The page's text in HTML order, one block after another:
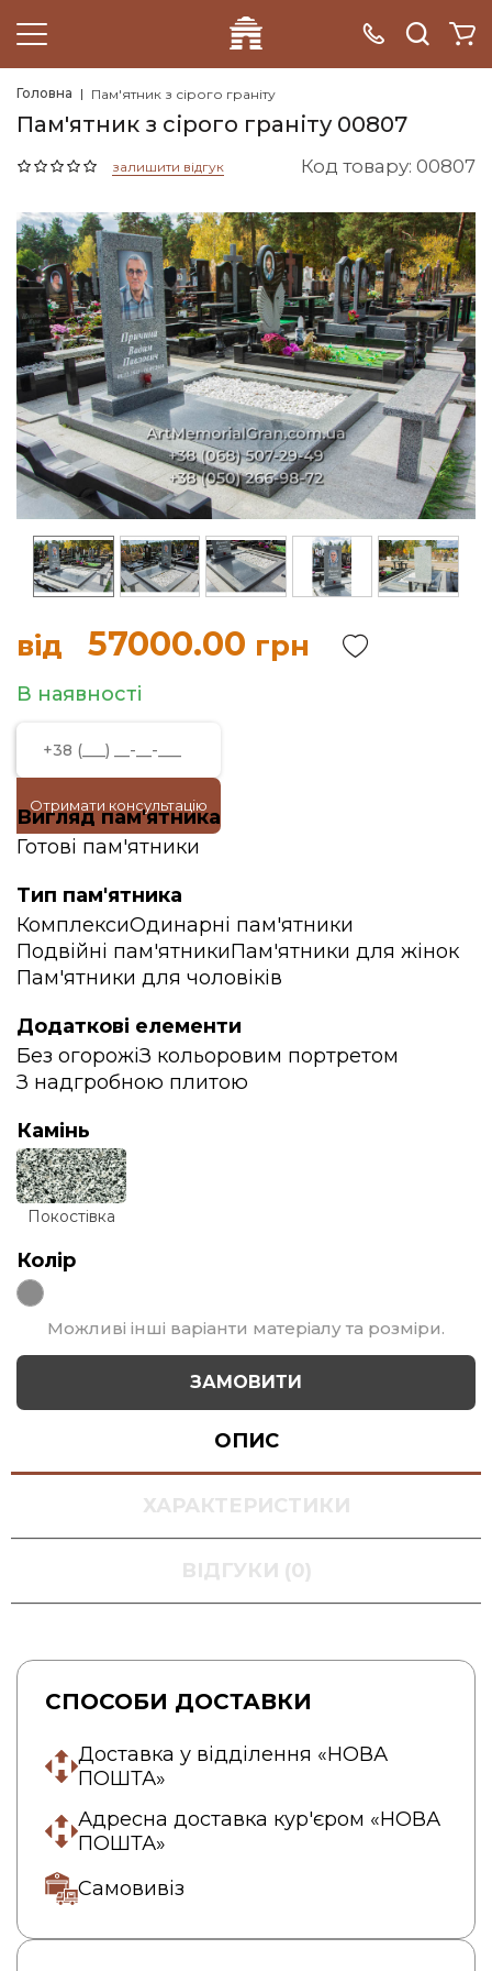
Головна Пам'ятник з сірого граніту
Пам'ятник з сірого граніту 00807
залишити відгук Код товару: 00807
від 57000.00 грн
В наявності
Отримати консультацію
Вигляд пам'ятника
Готові пам'ятники
Тип пам'ятника
КомплексиОдинарні пам'ятники
Подвійні пам'ятникиПам'ятники для жінок
Пам'ятники для чоловіків
Додаткові елементи
Без огорожіЗ кольоровим портретом
З надгробною плитою
Камінь
Покостівка
Колір
Можливі інші варіанти матеріалу та розміри.
ЗАМОВИТИ
ОПИС
ХАРАКТЕРИСТИКИ
ВІДГУКИ (0)
СПОСОБИ ДОСТАВКИ
Доставка у відділення «НОВА
ПОШТА»
Адресна доставка кур'єром «НОВА
ПОШТА»
Самовивіз